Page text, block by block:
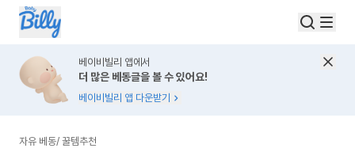
베이비빌리 앱에서
더 많은 베동글을 볼 수 있어요!
베이비빌리 앱 다운받기
자유 베동/ 꿀템추천